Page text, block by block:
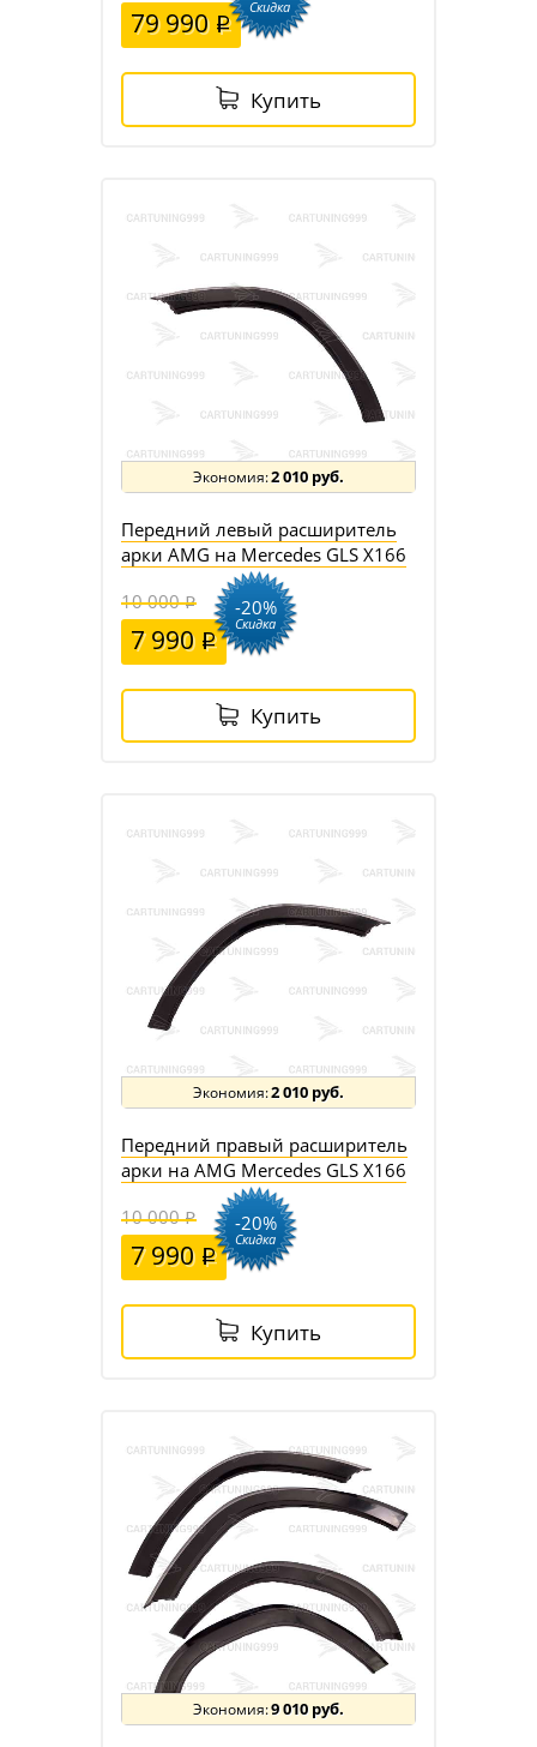
79 990 Скидка
Купить
2 010 руб.
Передний левый расширитель
арки AMG на Mercedes GLS X166
10 000
7 990
-20%
Скидка
Купить
2 010 руб.
Передний правый расширитель
арки на AMG Mercedes GLS X166
10 000
7 990
-20%
Скидка
Купить
9 010 руб.